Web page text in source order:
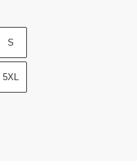
S
5XL